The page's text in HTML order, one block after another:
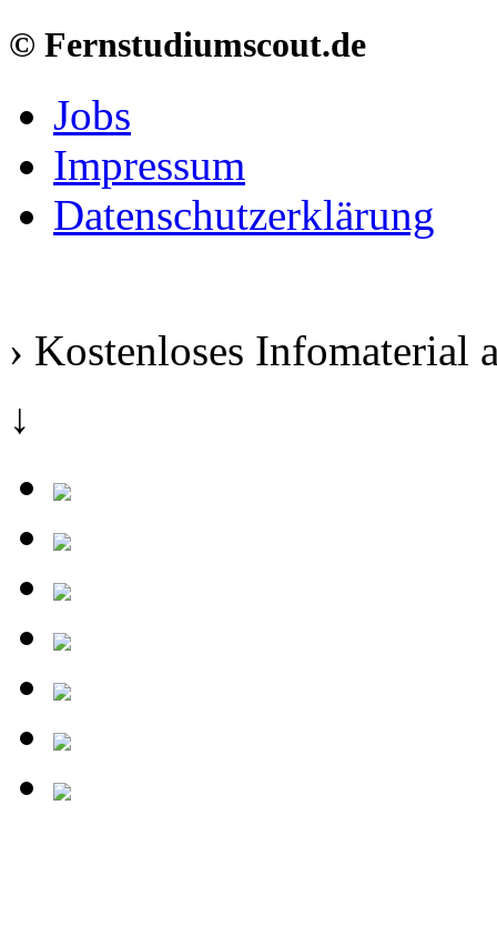
© Fernstudiumscout.de
Jobs
Impressum
Datenschutzerklärung
› Kostenloses Infomaterial
↓